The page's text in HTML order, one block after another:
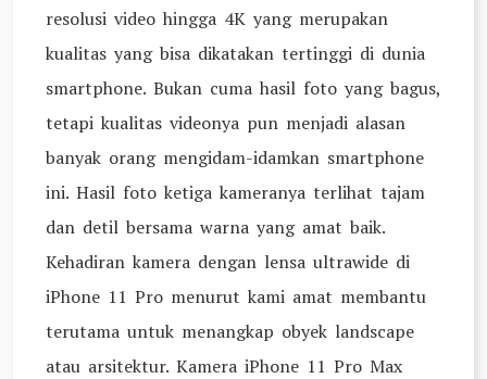
resolusi video hingga 4K yang merupakan
kualitas yang bisa dikatakan tertinggi di dunia
smartphone. Bukan cuma hasil foto yang bagus,
tetapi kualitas videonya pun menjadi alasan
banyak orang mengidam-idamkan smartphone
ini. Hasil foto ketiga kameranya terlihat tajam
dan detil bersama warna yang amat baik.
Kehadiran kamera dengan lensa ultrawide di
iPhone 11 Pro menurut kami amat membantu
terutama untuk menangkap obyek landscape
atau arsitektur. Kamera iPhone 11 Pro Max